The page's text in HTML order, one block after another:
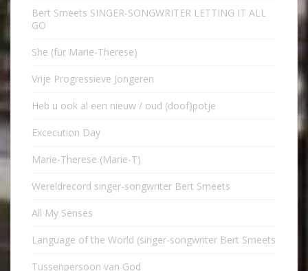
Bert Smeets SINGER-SONGWRITER LETTING IT ALL
GO
She (für Marie-Therese)
Vrije Progressieve Jongeren
Heb u ook al een nieuw / oud (doof)potje
Excecution Day
Marie-Therese (Marie-T)
Wereldrecord singer-songwriter Bert Smeets
All My Senses
Language of the World (singer-songwriter Bert Smeets
Tussenpersoon van God